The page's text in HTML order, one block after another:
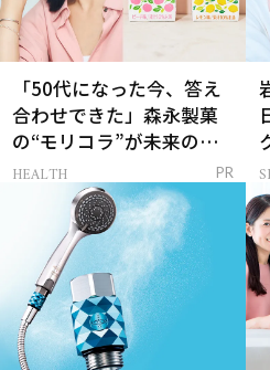
「50代になった今、答え
合わせできた」森永製菓
の“モリコラ”が未来のキ
レイを連れてくる！
HEALTH PR